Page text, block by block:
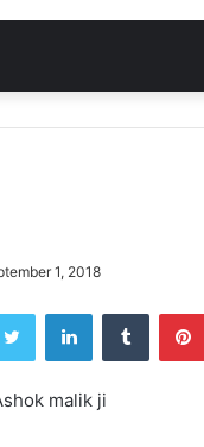
1, 2018
Twitter LinkedInTumblr
malik ji